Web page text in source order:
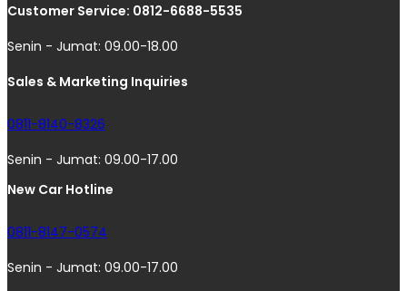
Customer Service: 0812-6688-5535
Senin - Jumat: 09.00-18.00
Sales & Marketing Inquiries
0811-8140-8326
Senin - Jumat: 09.00-17.00
New Car Hotline
0811-8147-0574
Senin - Jumat: 09.00-17.00